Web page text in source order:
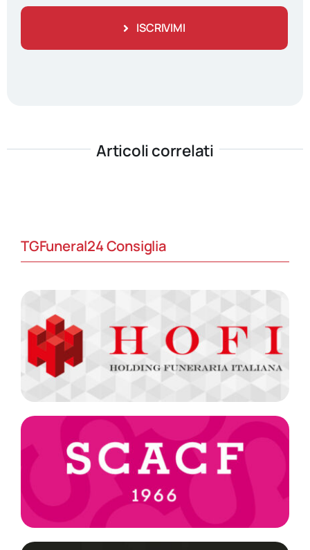
ISCRIVIMI
Articoli correlati
TGFuneral24 Consiglia